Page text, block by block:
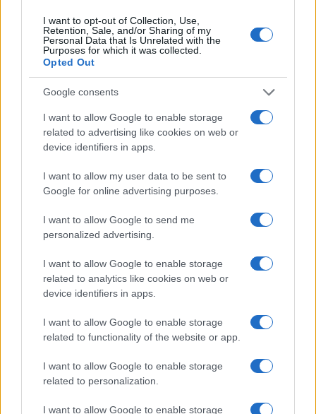
I want to opt-out of Collection, Use,
Retention, Sale, and/or Sharing of my
Personal Data that Is Unrelated with the
Purposes for which it was collected.
Opted Out
Google consents
I want to allow Google to enable storage
related to advertising like cookies on web or
device identifiers in apps.
I want to allow my user data to be sent to
Google for online advertising purposes.
I want to allow Google to send me
personalized advertising.
I want to allow Google to enable storage
related to analytics like cookies on web or
device identifiers in apps.
I want to allow Google to enable storage
related to functionality of the website or app.
I want to allow Google to enable storage
related to personalization.
I want to allow Google to enable storage
Continua a leggere
GAMING NEWS